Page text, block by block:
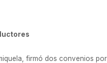
firmó dos convenios